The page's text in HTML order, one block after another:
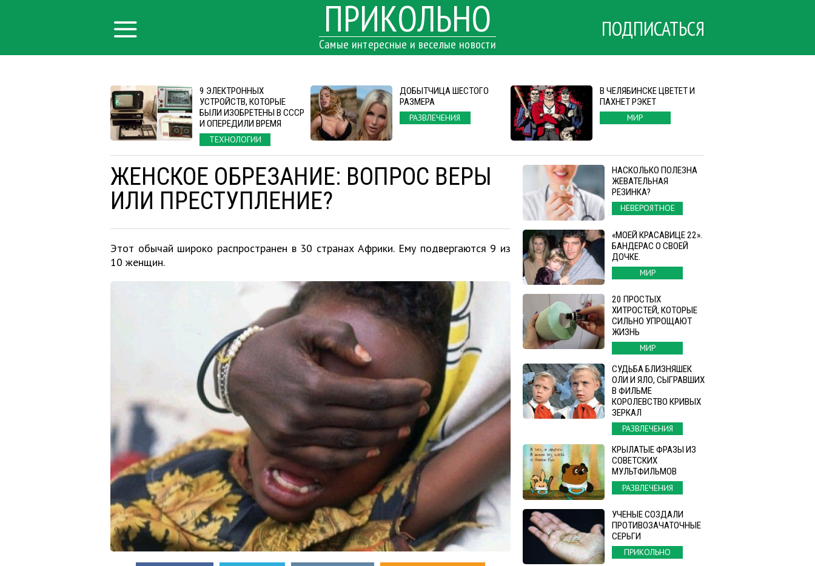
ПРИКОЛЬНО
Самые интересные и веселые новости
ПОДПИСАТЬСЯ
9 ЭЛЕКТРОННЫХ
УСТРОЙСТВ, КОТОРЫЕ
БЫЛИ ИЗОБРЕТЕНЫ В СССР
И ОПЕРЕДИЛИ ВРЕМЯ
ТЕХНОЛОГИИ
ДОБЫТЧИЦА ШЕСТОГО
РАЗМЕРА
РАЗВЛЕЧЕНИЯ
В ЧЕЛЯБИНСКЕ ЦВЕТЕТ И
ПАХНЕТ РЭКЕТ
МИР
ЖЕНСКОЕ ОБРЕЗАНИЕ: ВОПРОС ВЕРЫ
ИЛИ ПРЕСТУПЛЕНИЕ?
Этот обычай широко распространен в 30 странах Африки. Ему подвергаются 9 из
10 женщин.
НАСКОЛЬКО ПОЛЕЗНА
ЖЕВАТЕЛЬНАЯ
РЕЗИНКА?
НЕВЕРОЯТНОЕ
«МОЕЙ КРАСАВИЦЕ 22».
БАНДЕРАС О СВОЕЙ
ДОЧКЕ.
МИР
20 ПРОСТЫХ
ХИТРОСТЕЙ, КОТОРЫЕ
СИЛЬНО УПРОЩАЮТ
ЖИЗНЬ
МИР
СУДЬБА БЛИЗНЯШЕК
ОЛИ И ЯЛО, СЫГРАВШИХ
В ФИЛЬМЕ
КОРОЛЕВСТВО КРИВЫХ
ЗЕРКАЛ
РАЗВЛЕЧЕНИЯ
КРЫЛАТЫЕ ФРАЗЫ ИЗ
СОВЕТСКИХ
МУЛЬТФИЛЬМОВ
РАЗВЛЕЧЕНИЯ
УЧЕНЫЕ СОЗДАЛИ
ПРОТИВОЗАЧАТОЧНЫЕ
СЕРЬГИ
ПРИКОЛЬНО